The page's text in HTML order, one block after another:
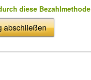
diese Bezahlmethode
abschließen